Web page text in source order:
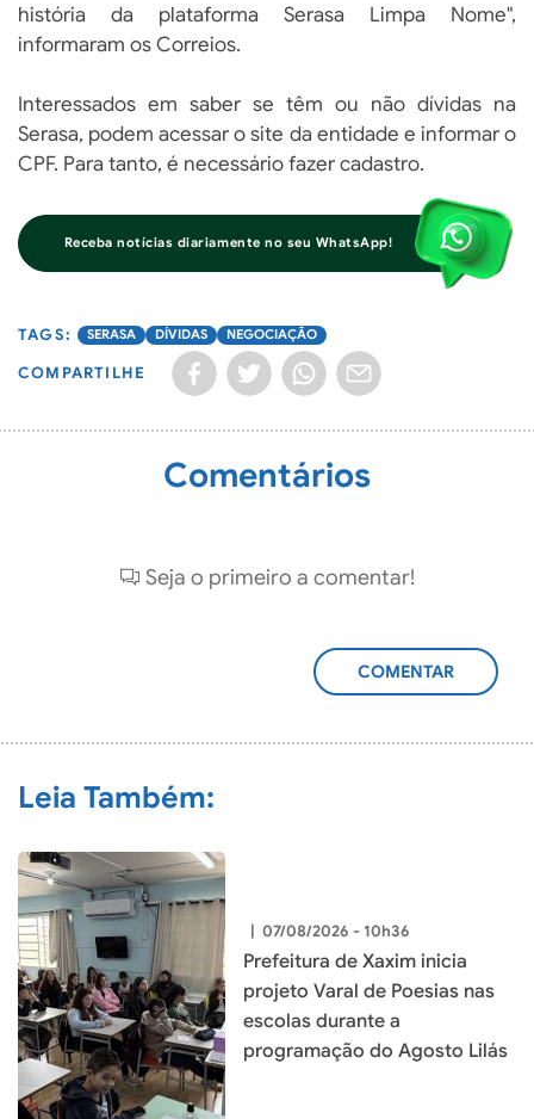
história da plataforma Serasa Limpa Nome",
informaram os Correios.
Interessados em saber se têm ou não dívidas na
Serasa, podem acessar o site da entidade e informar o
CPF. Para tanto, é necessário fazer cadastro.
Receba notícias diariamente no seu WhatsApp!
SERASA DÍVIDAS NEGOCIAÇÃO
COMPARTILHE
Comentários
Seja o primeiro a comentar!
ADICIONAR
Leia Também:
07/08/2026 - 10h36
Prefeitura de Xaxim inicia
projeto Varal de Poesias nas
escolas durante a
programação do Agosto Lilás